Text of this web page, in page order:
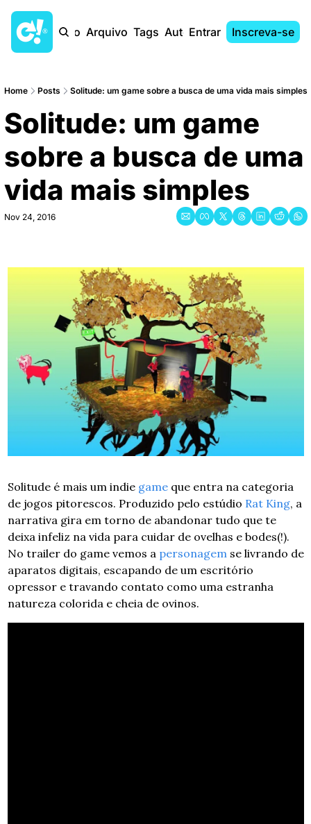
Início Arquivo Tags AutoresEntrar Inscreva-se
Home Posts Solitude: um game sobre a busca de uma vida mais simples
Solitude: um game
sobre a busca de uma
vida mais simples
Nov 24, 2016
Solitude é mais um indie game que entra na categoria
de jogos pitorescos. Produzido pelo estúdio Rat King, a
narrativa gira em torno de abandonar tudo que te
deixa infeliz na vida para cuidar de ovelhas e bodes(!).
No trailer do game vemos a personagem se livrando de
aparatos digitais, escapando de um escritório
opressor e travando contato como uma estranha
natureza colorida e cheia de ovinos.